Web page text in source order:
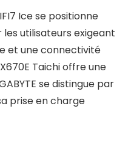
Ice se positionne
utilisateurs exigeant
et une connectivité
Taichi offre une
se distingue par
prise en charge